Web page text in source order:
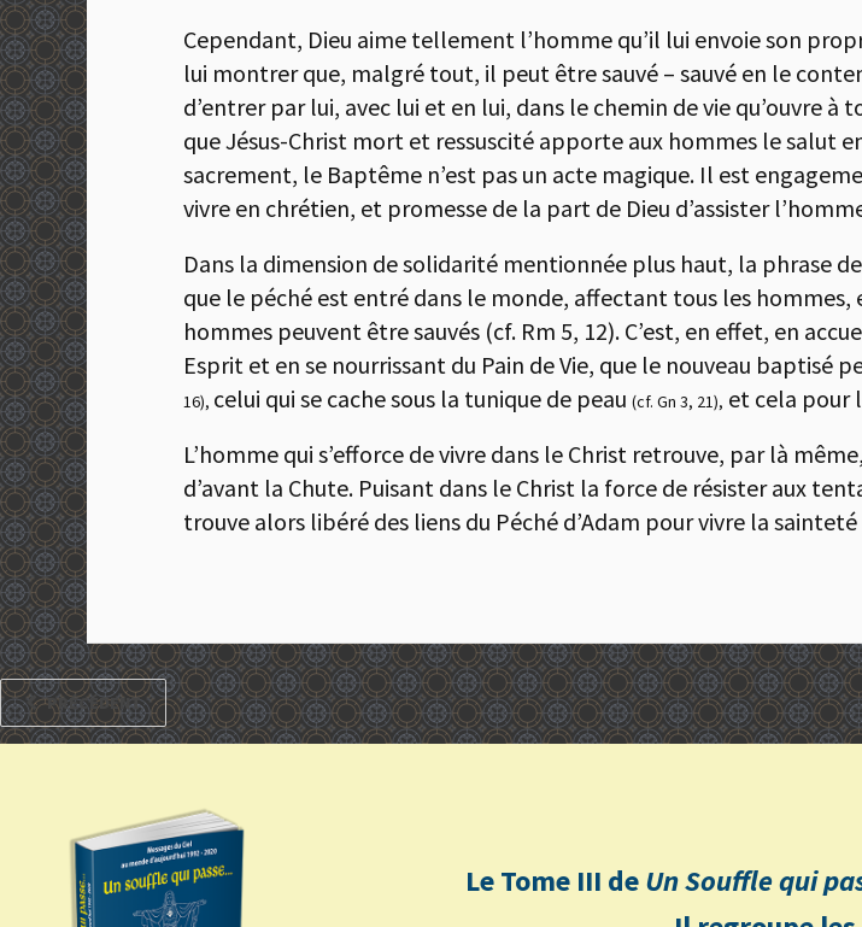
Cependant, Dieu aime tellement l’homme qu’il lui envoie son
lui montrer que, malgré tout, il peut être sauvé – sauvé en le
d’entrer par lui, avec lui et en lui, dans le chemin de vie qu’ouvre
que Jésus-Christ mort et ressuscité apporte aux hommes le salut
sacrement, le Baptême n’est pas un acte magique. Il est
vivre en chrétien, et promesse de la part de Dieu d’assister
Dans la dimension de solidarité mentionnée plus haut, la phrase
que le péché est entré dans le monde, affectant tous les hommes,
hommes peuvent être sauvés (cf. Rm 5, 12). C’est, en effet, en
Esprit et en se nourrissant du Pain de Vie, que le nouveau baptisé
16), celui qui se cache sous la tunique de peau (cf. Gn 3, 21), et cela pour
L’homme qui s’efforce de vivre dans le Christ retrouve, par là
d’avant la Chute. Puisant dans le Christ la force de résister aux
trouve alors libéré des liens du Péché d’Adam pour vivre la
PRÉCÉDENT
Le Tome III deUn Souffle qui